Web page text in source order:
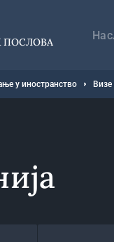
у иностранство